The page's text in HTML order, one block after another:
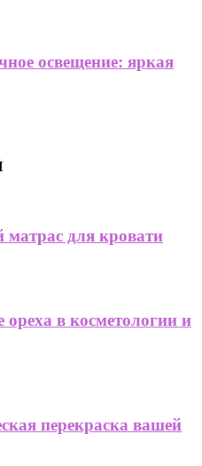
освещение: яркая
для кровати
в косметологии и
перекраска вашей